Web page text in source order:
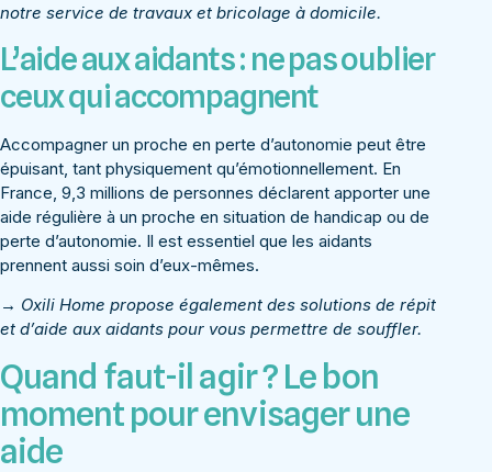
notre service de travaux et bricolage à domicile.
L’aide aux aidants : ne pas oublier
ceux qui accompagnent
Accompagner un proche en perte d’autonomie peut être
épuisant, tant physiquement qu’émotionnellement. En
France, 9,3 millions de personnes déclarent apporter une
aide régulière à un proche en situation de handicap ou de
perte d’autonomie. Il est essentiel que les aidants
prennent aussi soin d’eux-mêmes.
→ Oxili Home propose également des solutions de répit
et d’aide aux aidants pour vous permettre de souffler.
Quand faut-il agir ? Le bon
moment pour envisager une
aide